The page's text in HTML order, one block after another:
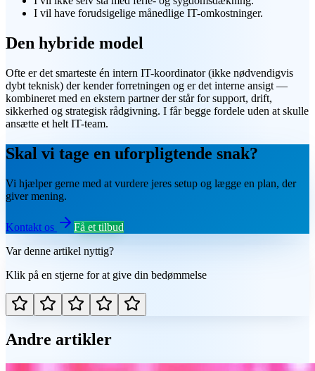
I vil have forudsigelige månedlige IT-omkostninger.
Den hybride model
Ofte er det smarteste én intern IT-koordinator (ikke nødvendigvis
dybt teknisk) der kender forretningen og er det interne ansigt —
kombineret med en ekstern partner der står for support, drift,
sikkerhed og strategisk rådgivning. I får begge fordele uden at skulle
ansætte et helt IT-team.
Skal vi tage en uforpligtende snak?
Vi hjælper gerne med at vurdere jeres setup og lægge en plan, der
giver mening.
Kontakt os
Få et tilbud
Var denne artikel nyttig?
Klik på en stjerne for at give din bedømmelse
Andre artikler